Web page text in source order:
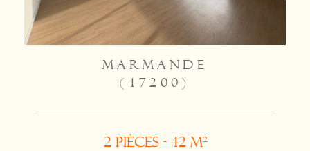
MARMANDE
(47200)
2 pièces - 42 m²